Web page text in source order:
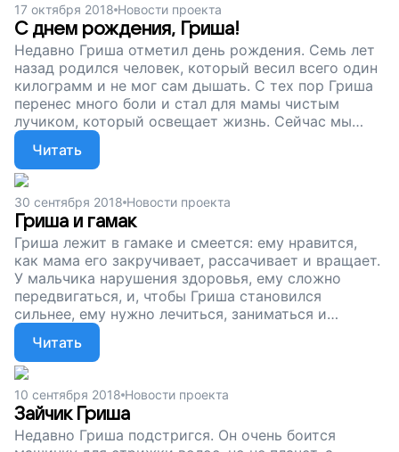
17 октября 2018 Новости проекта
С днем рождения, Гриша!
Недавно Гриша отметил день рождения. Семь лет
назад родился человек, который весил всего один
килограмм и не мог сам дышать. С тех пор Гриша
перенес много боли и стал для мамы чистым
лучиком, который освещает жизнь. Сейчас мы
собираем деньги, чтобы помочь этому отважному
и сильному мальчику. Ему нужно специальное
автокресло: Гриша часто ездит лечиться в другие
города и много времени проводит в машине. Вы
можете сделать жизнь этой семьи легче и светлее,
поддержите наш проект!
Читать
30 сентября 2018 Новости проекта
Гриша и гамак
Гриша лежит в гамаке и смеется: ему нравится,
как мама его закручивает, рассачивает и вращает.
У мальчика нарушения здоровья, ему сложно
передвигаться, и, чтобы Гриша становился
сильнее, ему нужно лечиться, заниматься и
правильно сидеть. Поэтому мы собираем деньги
на специальное автокресло: Гриша часто ездит в
долгие путешествия на машине, чтобы доехать до
нужного врача. Помогите Грише отвоевать назад
то, что забрала болезнь, поддержите наш проект!
Читать
10 сентября 2018 Новости проекта
Зайчик Гриша
Недавно Гриша подстригся. Он очень боится